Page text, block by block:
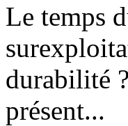
Le temps
durabilité
présent...